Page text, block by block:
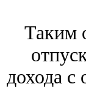
Таким
дохода с